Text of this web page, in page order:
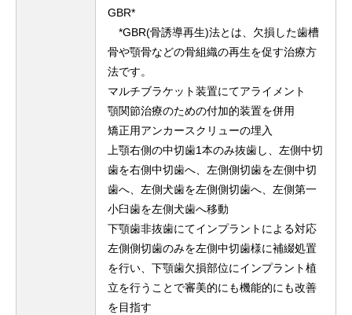
GBR*
*GBR(骨誘導再生)法とは、欠損した歯槽
骨や顎骨などの骨組織の再生を促す治療方
法です。
マルチブラケット装置にてアライメント
顎関節治療のための付加的装置を併用
矯正用アンカースクリューの埋入
上顎右側の中切歯1本のみ抜歯し、左側中切
歯を右側中切歯へ、左側側切歯を左側中切
歯へ、左側犬歯を左側側切歯へ、左側第一
小臼歯を左側犬歯へ移動
下顎歯非抜歯にてインプラントによる対応
左側側切歯のみを左側中切歯様に補綴処置
を行い、下顎歯欠損部位にインプラント植
立を行うことで審美的にも機能的にも改善
を目指す